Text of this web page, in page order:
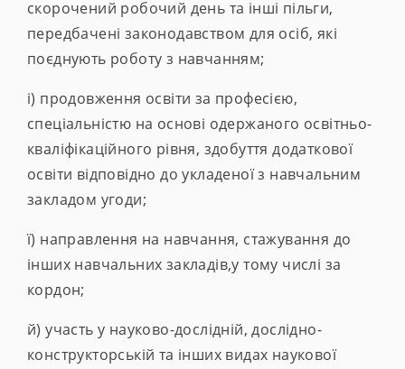
скорочений робочий день та інші пільги,
передбачені законодавством для осіб, які
поєднують роботу з навчанням;
і) продовження освіти за професією,
спеціальністю на основі одержаного освітньо-
кваліфікаційного рівня, здобуття додаткової
освіти відповідно до укладеної з навчальним
закладом угоди;
ї) направлення на навчання, стажування до
інших навчальних закладів,у тому числі за
кордон;
й) участь у науково-дослідній, дослідно-
конструкторській та інших видах наукової